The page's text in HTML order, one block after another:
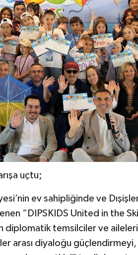
uçtu;
ev sahipliğinde ve
“DIPSKIDS United in the
diplomatik temsilciler ve
arası diyaloğu